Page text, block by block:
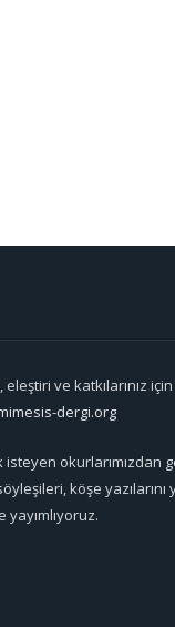
ve katkılarınız
dergi.org
isteyen okurlarımızdan
köşe yazılarını